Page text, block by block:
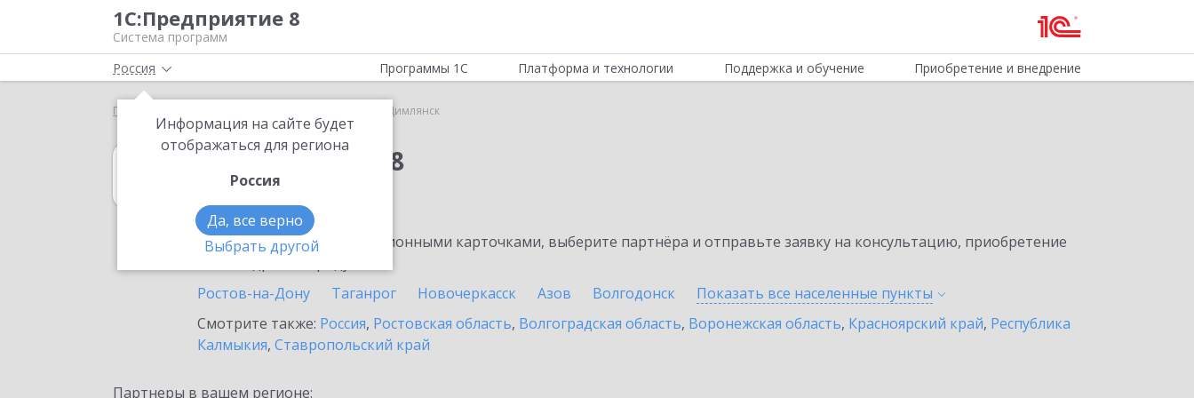
1С:Предприятие 8
Система программ
Россия
Информация на сайте будет
отображаться для региона
Россия
Да, все верно
Выбрать другой
Программы 1С Платформа и технологии Поддержка и обучение Приобретение и внедрение
Главная Цимлянск
1С:Упрощенка 8
в Цимлянске
Ознакомьтесь с информационными карточками, выберите партнёра и отправьте заявку на консультацию, приобретение
Ростов-на-Дону
Таганрог Новочеркасск Азов Волгодонск Показать все населенные пункты
Смотрите также: Россия, Ростовская область, Волгоградская область, Воронежская область, Красноярский край, Республика
Калмыкия, Ставропольский край
Партнеры в вашем регионе: